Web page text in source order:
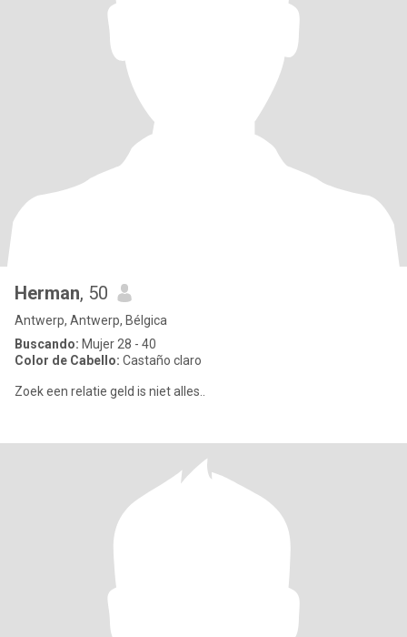
Herman, 50
Antwerp, Antwerp, Bélgica
Buscando: Mujer 28 - 40
Color de Cabello: Castaño claro
Zoek een relatie geld is niet alles..